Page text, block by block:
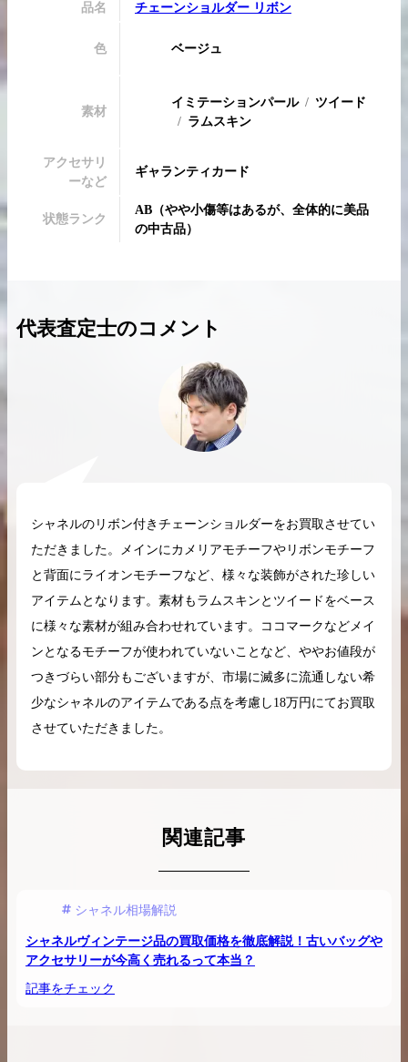
希少なリザード素材のバーキンの買取価格や
高く売るためのポイントを徹底解説
コラムをさらにみる
品名 チェーンショルダー リボン
色 ベージュ
素材
イミテーションパール
ツイード
ラムスキン
アクセサリ
ーなど
ギャランティカード
状態ランク
AB （やや小傷等はあるが、全体的に美品
の中古品）
代表査定士のコメント
シャネルのリボン付きチェーンショルダーをお買取させてい
ただきました。メインにカメリアモチーフやリボンモチーフ
と背面にライオンモチーフなど、様々な装飾がされた珍しい
アイテムとなります。素材もラムスキンとツイードをベース
に様々な素材が組み合わせれています。ココマークなどメイ
ンとなるモチーフが使われていないことなど、ややお値段が
つきづらい部分もございますが、市場に滅多に流通しない希
少なシャネルのアイテムである点を考慮し18万円にてお買取
させていただきました。
関連記事
シャネル相場解説
シャネルヴィンテージ品の買取価格を徹底解説！古いバッグや
アクセサリーが今高く売れるって本当？
記事をチェック